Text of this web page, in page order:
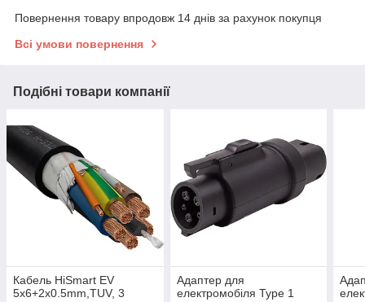
Повернення товару впродовж 14 днів за рахунок покупця
Всі умови повернення
Подібні товари компанії
Кабель HiSmart EV
5x6+2x0.5mm,TUV, 3
Адаптер для
електромобіля Type 1